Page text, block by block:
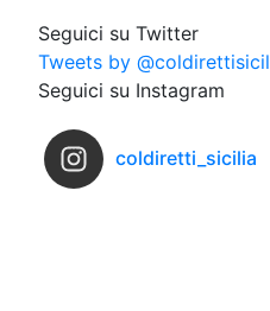
Seguici su Twitter
Tweets by @coldirettisicil
Seguici su Instagram
coldiretti_sicilia